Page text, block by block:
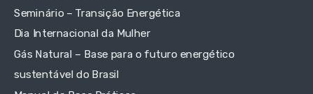
Seminário – Transição Energética
Dia Internacional da Mulher
Gás Natural – Base para o futuro energético
sustentável do Brasil